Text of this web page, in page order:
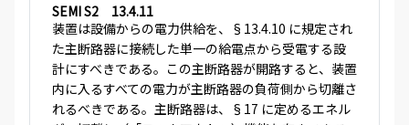
SEMI S2 13.4.11
装置は設備からの電力供給を、§13.4.10 に規定され
た主断路器に接続した単一の給電点から受電する設
計にすべきである。この主断路器が開路すると、装置
内に入るすべての電力が主断路器の負荷側から切離さ
れるべきである。主断路器は、§17 に定めるエネル